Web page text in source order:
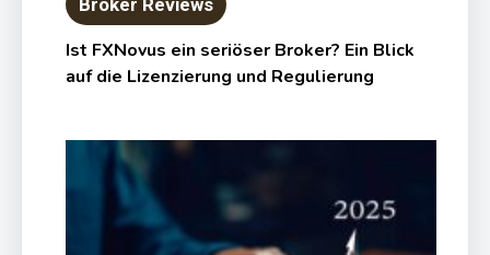
Ist FXNovus ein seriöser Broker? Ein Blick
auf die Lizenzierung und Regulierung